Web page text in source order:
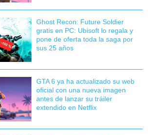
Ghost Recon: Future Soldier
gratis en PC: Ubisoft lo regala y
pone de oferta toda la saga por
sus 25 años
GTA 6 ya ha actualizado su web
oficial con una nueva imagen
antes de lanzar su tráiler
extendido en Netflix